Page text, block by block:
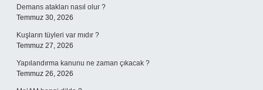
Demans atakları nasıl olur ?
Temmuz 30, 2026
Kuşların tüyleri var mıdır ?
Temmuz 27, 2026
Yapılandırma kanunu ne zaman çıkacak ?
Temmuz 26, 2026